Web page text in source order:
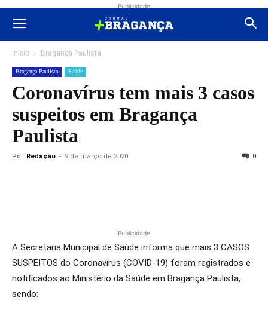
Publicidade
Início Bragança Paulista
Bragança Paulista Saúde
Coronavírus tem mais 3 casos
suspeitos em Bragança
Paulista
Por Redação - 9 de março de 2020 0
Publicidade
A Secretaria Municipal de Saúde informa que mais 3 CASOS
SUSPEITOS do Coronavírus (COVID-19) foram registrados e
notificados ao Ministério da Saúde em Bragança Paulista,
sendo: